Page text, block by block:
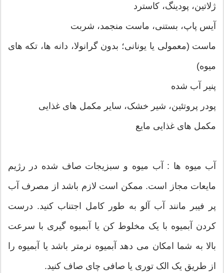
ژلاتین، پودینگ، کاسترد
آیس پاپ، بستنی، ماست منجمد، شربت
ماست (معمولی یا یونانی؛ بدون گرانولا، دانه ها، تکه های
میوه)
پنیر آب شده
پودر پروتئین، شیر خشک، سایر مکمل های غذایی
مکمل های غذایی مایع
آب میوه ها : آب میوه و سبزیجات صاف شده در رژیم
مایعات مجاز است. ممکن است لازم باشد از مصرف آب
پر فیبر مانند آب آلو به طور کامل اجتناب کنید. درست
کردن آبمیوه با یک مخلوط کن یا آبمیوه گیری با سرعت
بالا به شما امکان می دهد آبمیوه نرمتر باشد یا آبمیوه را
از طریق یک الک توری یا صافی چای صاف کنید.